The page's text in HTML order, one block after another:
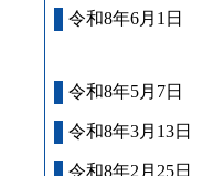
令和8年6月1日
令和8年5月7日
令和8年3月13日
令和8年2月25日